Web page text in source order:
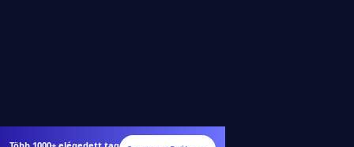
Több 1000+ elégedett tag